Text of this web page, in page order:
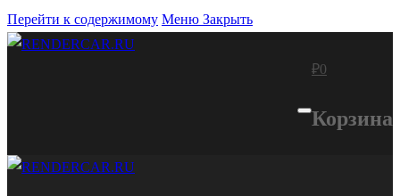
Перейти к содержимому Меню Закрыть
₽0
Корзина